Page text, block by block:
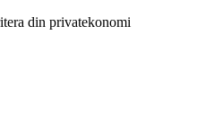
din privatekonomi